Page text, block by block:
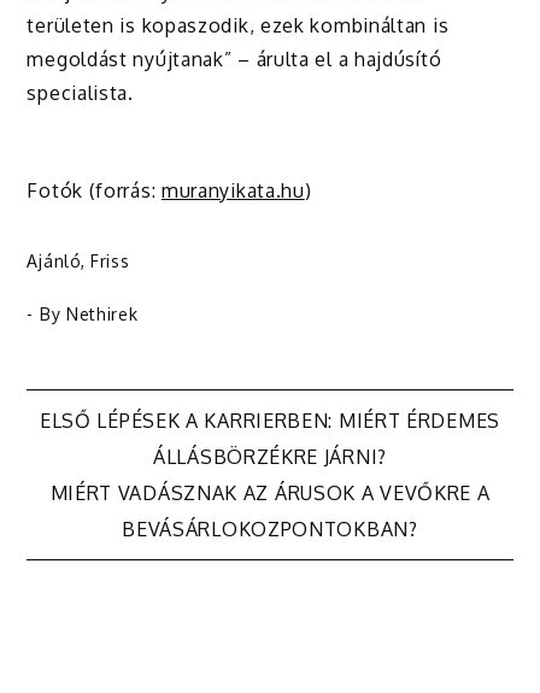
területen is kopaszodik, ezek kombináltan is
megoldást nyújtanak” – árulta el a hajdúsító
specialista.
Fotók (forrás: muranyikata.hu)
Ajánló,Friss
- By Nethirek
Bejegyzés
navigáció
ELSŐ LÉPÉSEK A KARRIERBEN: MIÉRT ÉRDEMES
ÁLLÁSBÖRZÉKRE JÁRNI?
MIÉRT VADÁSZNAK AZ ÁRUSOK A VEVŐKRE A
BEVÁSÁRLOKOZPONTOKBAN?